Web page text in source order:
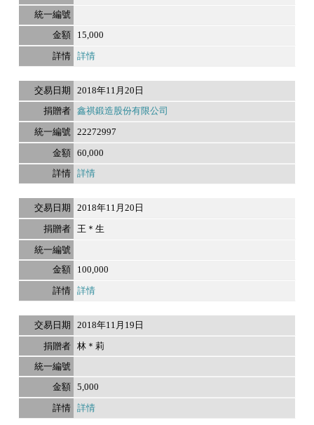
15,000
詳情
2018年11月20日
鑫祺鍛造股份有限公司
22272997
60,000
詳情
2018年11月20日
王＊生
100,000
詳情
2018年11月19日
林＊莉
5,000
詳情